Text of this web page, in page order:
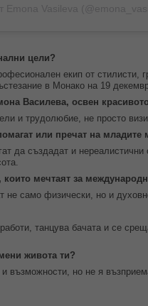
цели?
екип от стилисти,
в Монако на 19
Василева, освен
и трудолюбие, не просто
или пречат на младите
да създадат и
мечтаят за
не само физически, но и
танцува бачата и се
живота ти?
възможности, но не я